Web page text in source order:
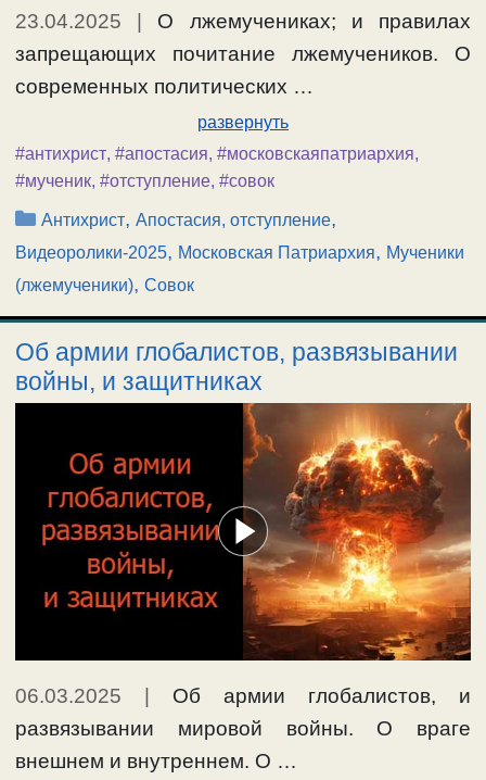
23.04.2025
О лжемучениках; и правилах
запрещающих почитание лжемучеников. О
современных политических …
развернуть
#антихрист, #апостасия, #московскаяпатриархия,
#мученик, #отступление, #совок
Рубрики
Антихрист,Апостасия, отступление,
Видеоролики-2025, Московская Патриархия, Мученики
(лжемученики), Совок
Об армии глобалистов, развязывании
войны, и защитниках
06.03.2025
Об армии глобалистов, и
развязывании мировой войны. О враге
внешнем и внутреннем. О …